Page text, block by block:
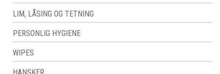
LIM, LÅSING OG TETNING
PERSONLIG HYGIENE
WIPES